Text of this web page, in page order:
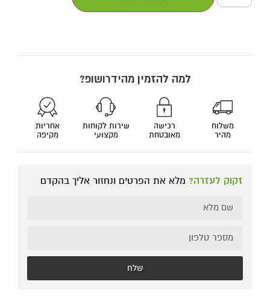
למה להזמין מהידרושופ?
משלוח
מהיר
רכישה
מאובטחת
שירות לקוחות
מקצועי
אחריות
מקיפה
זקוק לעזרה? מלא את הפרטים ונחזור אליך בהקדם
שלח